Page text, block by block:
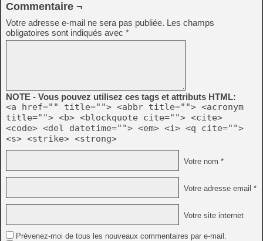
Commentaire ¬
Votre adresse e-mail ne sera pas publiée. Les champs
obligatoires sont indiqués avec *
NOTE - Vous pouvez utilisez ces tags et attributs HTML:
<a href="" title=""> <abbr title=""> <acronym
title=""> <b> <blockquote cite=""> <cite>
<code> <del datetime=""> <em> <i> <q cite="">
<s> <strike> <strong>
Votre nom *
Votre adresse email *
Votre site internet
Prévenez-moi de tous les nouveaux commentaires par e-mail.